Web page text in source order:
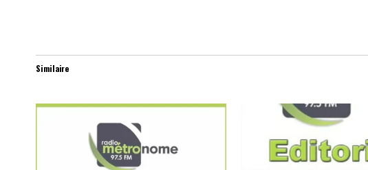
Similaire